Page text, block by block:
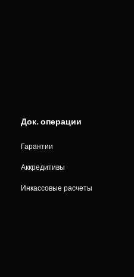
Док. операции
Гарантии
Аккредитивы
Инкассовые расчеты